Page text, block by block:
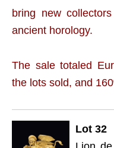
bring new
ancient horology.
The sale totaled
the lots sold, and
Lot 32